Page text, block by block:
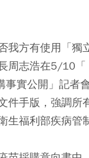
我方有使用「獨
周志浩在5/10「
事實公開」記者
件手版，強調所
生福利部疾病管